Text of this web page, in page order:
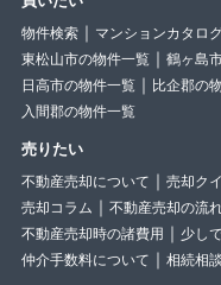
物件検索 マンションカタロ
東松山市の物件一覧
鶴ヶ島
日高市の物件一覧
比企郡の
入間郡の物件一覧
売りたい
不動産売却について 売却ク
売却コラム
不動産売却の流
不動産売却時の諸費用
少し
仲介手数料について
相続相談